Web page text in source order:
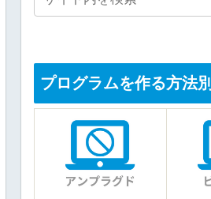
プログラムを作る方法別